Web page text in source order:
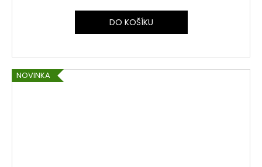
DO KOŠÍKU
NOVINKA